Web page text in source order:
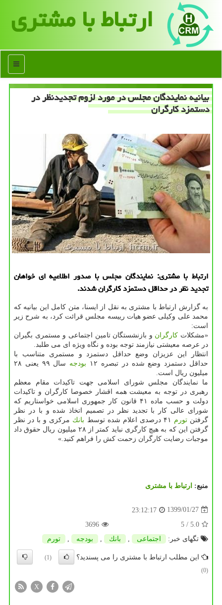
ارتباط با مشتری
منو
بیانیه نمایندگان مجلس در مورد لزوم تجدیدنظر در
دستمزد كارگران
ارتباط با مشتری: نمایندگان مجلس با صدور اطلاعیه ای خواهان
تجدید نظر در حداقل دستمزد كارگران شدند.
به گزارش ارتباط با مشتری به نقل از ایسنا، متن كامل این بیانیه كه
محمد علی وكیلی عضو هیات رییسه مجلس قرائت كرد، به شرح زیر
است:
«مشكلات كارگران و بازنشستگان تامین اجتماعی و مستمری بگیران
در عرصه معیشتی نیازمند توجه بوده و نگاه ویژه ای می طلبد.
انتظار این عزیزان وضع حداقل دستمزد و مستمری متناسب با
حداقل دستمزد وضع شده در تبصره ۱۲
بودجه
سال ۹۹ یعنی ۲۸
میلیون ریال است.
ما نمایندگان مجلس شورای اسلامی جهت تاكیدات مقام معظم
رهبری در توجه به معیشت همه اقشار خصوصا كارگران و تاكیدات
دولت و حسب ماده ۴۱ قانون كار جمهوری اسلامی خواستاریم كه
شورای عالی كار با تجدید نظر در تصمیم اتخاذ شده و با در نظر
گرفتنتورم بانك مركزی و با در نظر
گرفتن این كه به هیچ كارگری نباید كمتر از ۲۸ میلیون ریال حقوق داد
موجبات رضایت كارگران زحمت كش را فراهم كنید.»
منبع: ارتباط با مشتری
1399/01/27
23:12:17
5.0
/ 5
3696
تگهای خبر:
اجتماعی , بانك , بودجه , تورم
این مطلب ارتباط با مشتری را می پسندید؟
(1)
(0)
X